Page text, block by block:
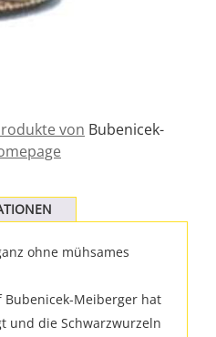
von Bubenicek-
ohne mühsames
Bubenicek-Meiberger hat
und die Schwarzwurzeln